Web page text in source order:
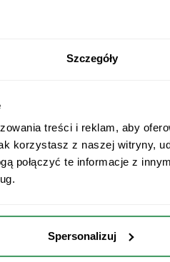
Szczegóły
treści i reklam, aby
korzystasz z naszej witryny,
połączyć te informacje z
Spersonalizuj